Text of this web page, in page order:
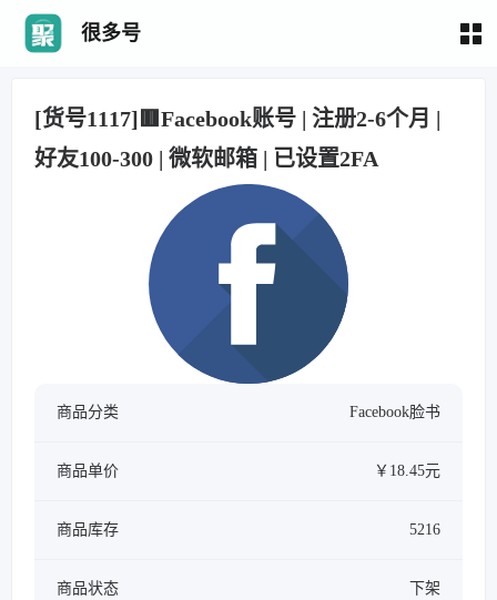
很多号
[货号1117]🟥Facebook账号 | 注册2-6个月 |
好友100-300 | 微软邮箱 | 已设置2FA
商品分类 Facebook脸书
商品单价 ￥18.45元
商品库存 5216
商品状态 下架